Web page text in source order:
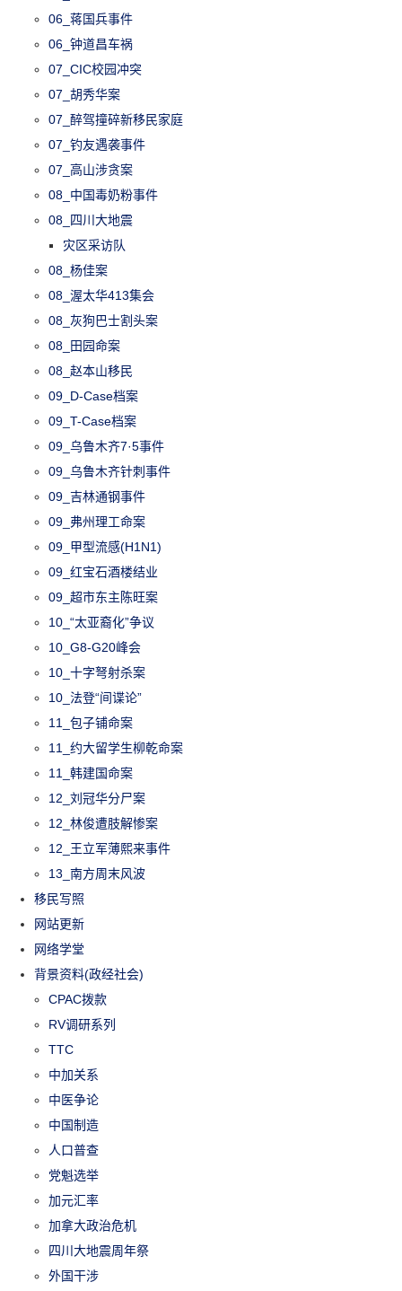
06_蒋国兵事件
06_钟道昌车祸
07_CIC校园冲突
07_胡秀华案
07_醉驾撞碎新移民家庭
07_钓友遇袭事件
07_高山涉贪案
08_中国毒奶粉事件
08_四川大地震
灾区采访队
08_杨佳案
08_渥太华413集会
08_灰狗巴士割头案
08_田园命案
08_赵本山移民
09_D-Case档案
09_T-Case档案
09_乌鲁木齐7·5事件
09_乌鲁木齐针刺事件
09_吉林通钢事件
09_弗州理工命案
09_甲型流感(H1N1)
09_红宝石酒楼结业
09_超市东主陈旺案
10_“太亚裔化”争议
10_G8-G20峰会
10_十字弩射杀案
10_法登“间谍论”
11_包子铺命案
11_约大留学生柳乾命案
11_韩建国命案
12_刘冠华分尸案
12_林俊遭肢解惨案
12_王立军薄熙来事件
13_南方周末风波
移民写照
网站更新
网络学堂
背景资料(政经社会)
CPAC拨款
RV调研系列
TTC
中加关系
中医争论
中国制造
人口普查
党魁选举
加元汇率
加拿大政治危机
四川大地震周年祭
外国干涉